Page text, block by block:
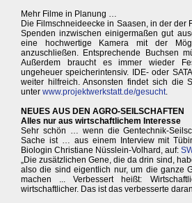
Mehr Filme in Planung …
Die Filmschneideecke in Saasen, in der der
Spenden inzwischen einigermaßen gut
eine hochwertige Kamera mit der
anzuschließen. Entsprechende Buchsen
Außerdem braucht es immer wieder
ungeheuer speicherintensiv. IDE- oder
weiter hilfreich. Ansonsten findet sich die
unter www.projektwerkstatt.de/gesucht.
NEUES AUS DEN AGRO-SEILSCHAFTEN
Alles nur aus wirtschaftlichem Interesse
Sehr schön … wenn die Gentechnik-
Sache ist … aus einem Interview mit
Biologin Christiane Nüsslein-Volhard, auf:
„Die zusätzlichen Gene, die da drin sind,
also die sind eigentlich nur, um die ganze
machen ... Verbessert heißt:
wirtschaftlicher. Das ist das verbesserte